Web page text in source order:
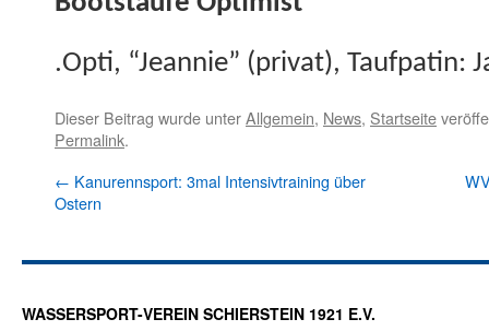
.Opti, “Jean­nie” (pri­vat), Tauf­patin:
Dieser Beitrag wurde unterAllgemein, News, Startseite
Permalink.
← Kanurennsport: 3mal Intensivtraining über
Ostern
WASSERSPORT-VEREIN SCHIERSTEIN 1921 E.V.